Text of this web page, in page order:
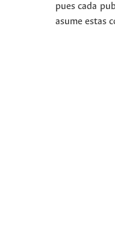
pues cada
asume estas